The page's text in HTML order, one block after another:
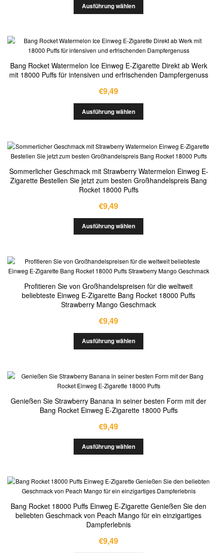
Ausführung wählen
Bang Rocket Watermelon Ice Einweg E-Zigarette Direkt ab Werk
mit 18000 Puffs für intensiven und erfrischenden Dampfergenuss
€9,49
Ausführung wählen
Sommerlicher Geschmack mit Strawberry Watermelon Einweg E-
Zigarette Bestellen Sie jetzt zum besten Großhandelspreis Bang
Rocket 18000 Puffs
€9,49
Ausführung wählen
Profitieren Sie von Großhandelspreisen für die weltweit
beliebteste Einweg E-Zigarette Bang Rocket 18000 Puffs
Strawberry Mango Geschmack
€9,49
Ausführung wählen
Genießen Sie Strawberry Banana in seiner besten Form mit der
Bang Rocket Einweg E-Zigarette 18000 Puffs
€9,49
Ausführung wählen
Bang Rocket 18000 Puffs Einweg E-Zigarette Genießen Sie den
beliebten Geschmack von Peach Mango für ein einzigartiges
Dampferlebnis
€9,49